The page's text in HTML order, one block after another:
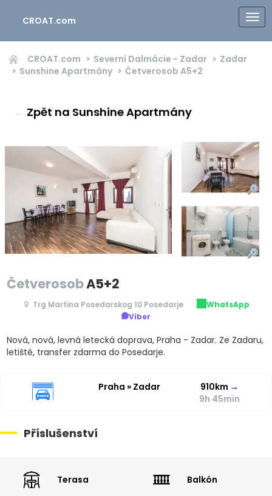
CROAT.com
CROAT.com Severní Dalmácie - Zadar
Zadar
Sunshine Apartmány
Četverosob A5+2
← Zpět na Sunshine Apartmány
ČetverosobA5+2
Trg Martina Posedarskog 10 Posedarje
WhatsApp
Viber
Nová, nová, levná letecká doprava, Praha - Zadar. Ze Zadaru,
letiště, transfer zdarma do Posedarje.
Praha » Zadar 910km →
9h 45min
Příslušenství
Terasa Balkón